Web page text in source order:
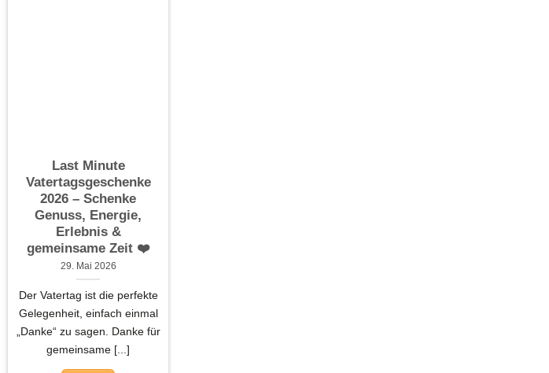
Last Minute
Vatertagsgeschenke
2026 – Schenke
Genuss, Energie,
Erlebnis &
gemeinsame Zeit ❤️
29. Mai 2026
Der Vatertag ist die perfekte
Gelegenheit, einfach einmal
„Danke“ zu sagen. Danke für
gemeinsame [...]